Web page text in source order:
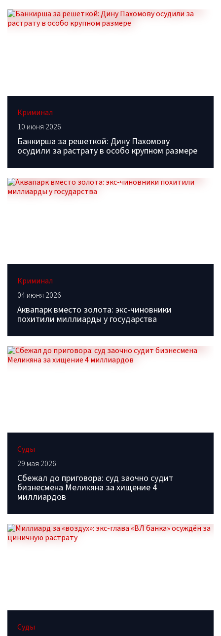
Криминал
10 июня 2026
Банкирша за решеткой: Дину Пахомову
осудили за растрату в особо крупном размере
Криминал
04 июня 2026
Аквапарк вместо золота: экс-чиновники
похитили миллиарды у государства
Суды
29 мая 2026
Сбежал до приговора: суд заочно судит
бизнесмена Меликяна за хищение 4
миллиардов
Суды